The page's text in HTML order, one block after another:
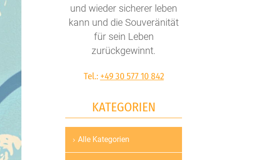
und wieder sicherer leben
kann und die Souveränität
für sein Leben
zurückgewinnt.
Tel.: +49 30 577 10 842
KATEGORIEN
Navigation
Alle Kategorien